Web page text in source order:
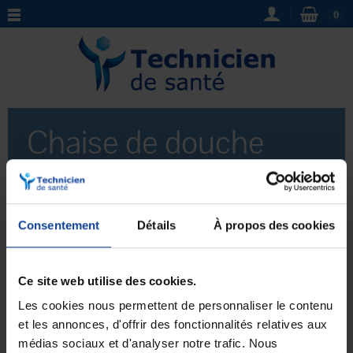
Consentement Détails À propos des cookies
Ce site web utilise des cookies.
Les cookies nous permettent de personnaliser le contenu
et les annonces, d'offrir des fonctionnalités relatives aux
médias sociaux et d'analyser notre trafic. Nous
0
Chaise de douche
accoudoirs
escamotables
Chaise de douche accoudoirs escamotables:
accoudoirs escamotables, idéales pour les personnes à
mobilité réduite. Conçues pour offrir sécurité et
confort lors de la toilette, ces chaises sont équipées
d'accoudoirs pratiques et fonctionnels. Profitez de leur
Voir plus